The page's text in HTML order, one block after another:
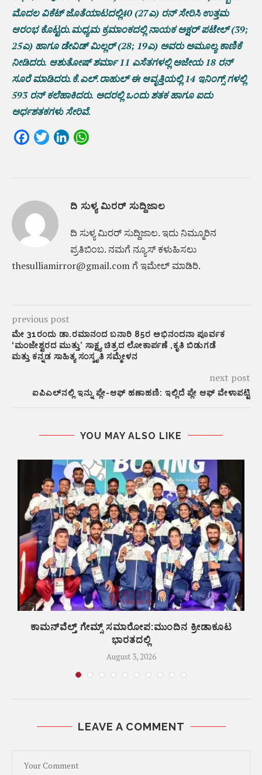
ಮೊದಲ ವಿಕೆಟ್ ಜೊತೆಯಾಟದಲ್ಲಿ40 (27ಎ) ರನ್ ಸೇರಿಸಿ ಉತ್ತಮ
ಆರಂಭ ಕೊಟ್ಟರು.ಮಧ್ಯಮ ಕ್ರಮಾಂಕದಲ್ಲಿ ನಾಯಕ ಅಕ್ಷರ್ ಪಟೇಲ್ (39;
25ಎ) ಹಾಗೂ ಡೇವಿಡ್‌ ಮಿಲ್ಲರ್‌ (28; 19ಎ) ಅವರು ಅಮೂಲ್ಯ ಕಾಣಿಕೆ
ನೀಡಿದರು. ಆಶುತೋಷ್‌ ಶರ್ಮಾ 11 ಎಸೆತಗಳಲ್ಲಿ ಅಜೇಯ 18 ರನ್‌
ಸೂರೆ ಮಾಡಿದರು.ಕೆ.ಎಲ್.ರಾಹುಲ್ ಈ ಆವೃತ್ತಿಯಲ್ಲಿ 14 ಇನಿಂಗ್ಸ್‌ ಗಳಲ್ಲಿ
593 ರನ್ ಕಲೆಹಾಕಿದರು. ಅದರಲ್ಲಿ ಒಂದು ಶತಕ ಹಾಗೂ ಐದು
ಅರ್ಧಶತಕಗಳು ಸೇರಿವೆ.
FacebookTwitterLinkedIn
ದಿ ಸುಳ್ಯ ಮಿರರ್ ಸುದ್ದಿಜಾಲ
ದಿ ಸುಳ್ಯ ಮಿರರ್‌ ಸುದ್ದಿಜಾಲ. ಇದು ನಿಮ್ಮೂರಿನ
ಪ್ರತಿಬಿಂಬ. ನಮಗೆ ನ್ಯೂಸ್‌ ಕಳುಹಿಸಲು
thesulliamirror@gmail.com ಗೆ ಇಮೇಲ್ ಮಾಡಿರಿ.
previous post
ಮೇ 31ರಂದು ಡಾ.ರಮಾನಂದ ಬನಾರಿ 85ರ ಅಭಿನಂದನಾ ಪೂರ್ವಕ
‘ಮಂಜೇಶ್ವರದ ಮುತ್ತು’ ಸಾಕ್ಷ್ಯ ಚಿತ್ರದ ಲೋಕಾರ್ಪಣೆ ,ಕೃತಿ ಬಿಡುಗಡೆ
ಮತ್ತು ಕನ್ನಡ ಸಾಹಿತ್ಯ ಸಂಸ್ಕೃತಿ ಸಮ್ಮೇಳನ
next post
ಐಪಿಎಲ್‌ನಲ್ಲಿ ಇನ್ನು ಪ್ಲೇ-ಆಫ್‌ ಹಣಾಹಣಿ: ಇಲ್ಲಿದೆ ಪ್ಲೇ ಆಫ್ ವೇಳಾಪಟ್ಟಿ
YOU MAY ALSO LIKE
ಕಾಮನ್‌ವೆಲ್ತ್ ಗೇಮ್ಸ್‌ ಸಮಾರೋಪ:ಮುಂದಿನ ಕ್ರೀಡಾಕೂಟ
ಭಾರತದಲ್ಲಿ
August 3, 2026
LEAVE A COMMENT